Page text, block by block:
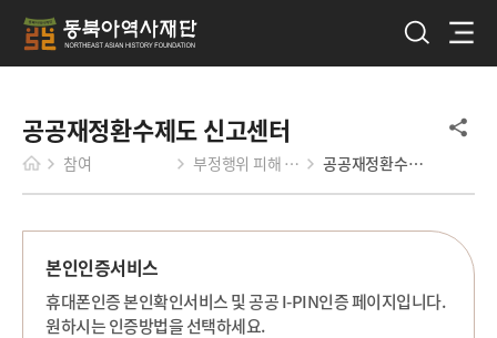
공공재정환수제도 신고센터
참여 부정행위 피해 신고 공공재정환수제도 신고센터
본인인증서비스
휴대폰인증 본인확인서비스 및 공공 I-PIN인증 페이지입니다.
원하시는 인증방법을 선택하세요.